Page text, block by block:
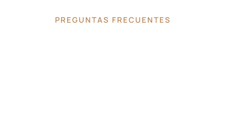
PREGUNTAS FRECUENTES